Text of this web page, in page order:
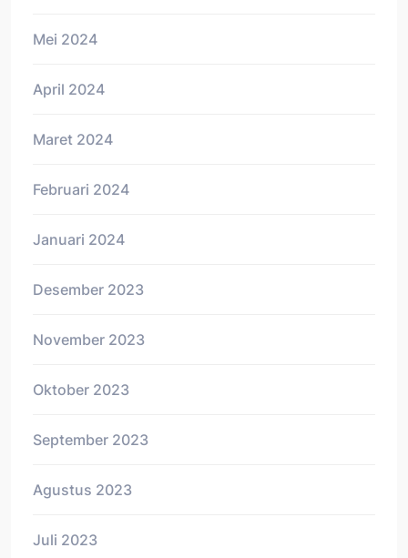
Mei 2024
April 2024
Maret 2024
Februari 2024
Januari 2024
Desember 2023
November 2023
Oktober 2023
September 2023
Agustus 2023
Juli 2023